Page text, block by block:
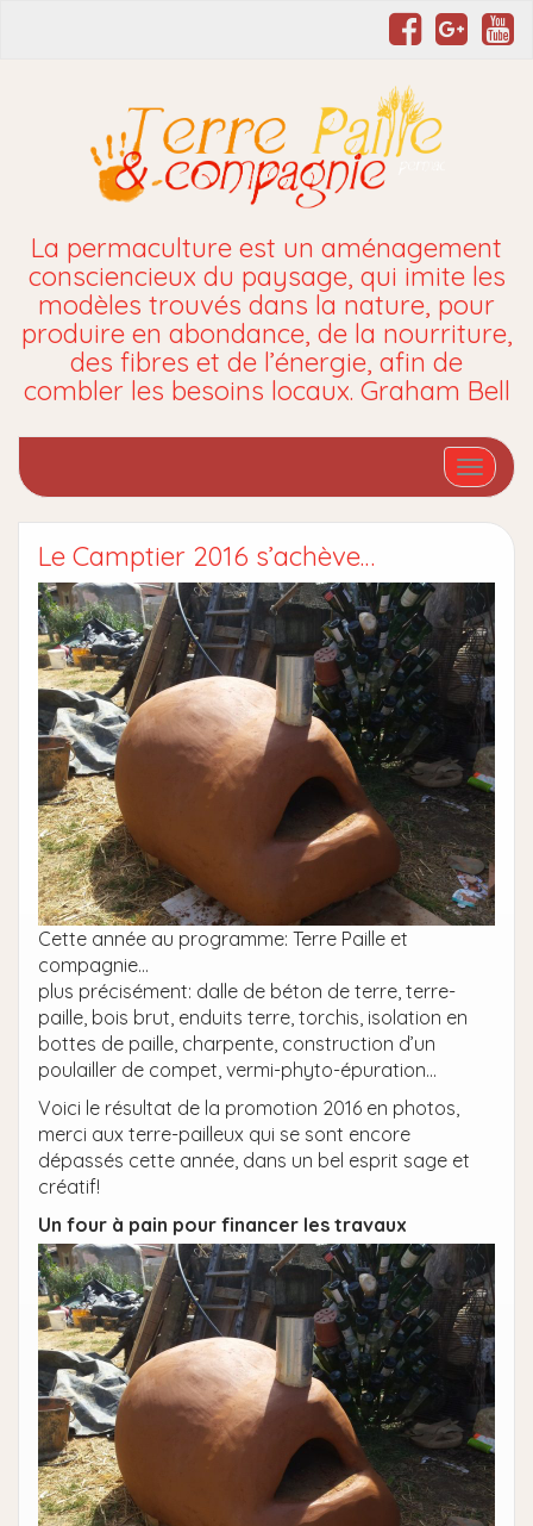
La permaculture est un aménagement
consciencieux du paysage, qui imite les
modèles trouvés dans la nature, pour
produire en abondance, de la nourriture,
des fibres et de l’énergie, afin de
combler les besoins locaux. Graham Bell
Le Camptier 2016 s’achève…
Cette année au programme: Terre Paille et
compagnie…
plus précisément: dalle de béton de terre, terre-
paille, bois brut, enduits terre, torchis, isolation en
bottes de paille, charpente, construction d’un
poulailler de compet, vermi-phyto-épuration…
Voici le résultat de la promotion 2016 en photos,
merci aux terre-pailleux qui se sont encore
dépassés cette année, dans un bel esprit sage et
créatif!
Un four à pain pour financer les travaux